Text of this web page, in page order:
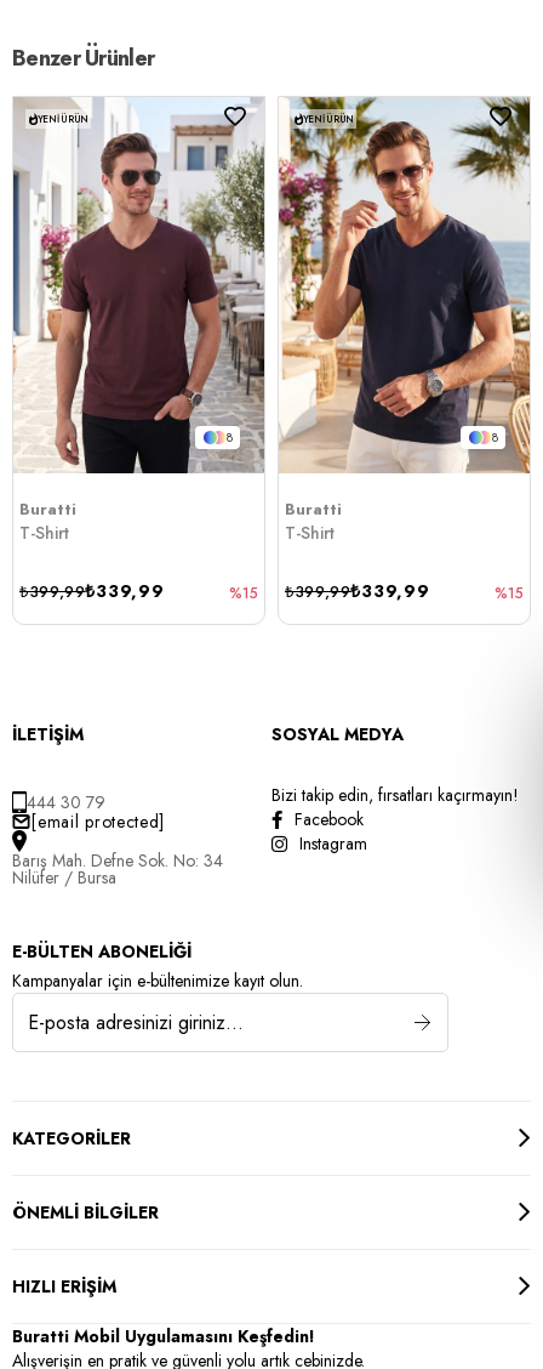
Benzer Ürünler
8
YENI ÜRÜN
Buratti
T-Shirt
₺339,99
₺399,99 %15
8
YENI ÜRÜN
Buratti
T-Shirt
₺339,99
₺399,99 %15
İLETİŞİM
444 30 79
[email protected]
Barış Mah. Defne Sok. No: 34
Nilüfer / Bursa
SOSYAL MEDYA
Bizi takip edin, fırsatları kaçırmayın!
Facebook
Instagram
E-BÜLTEN ABONELİĞİ
Kampanyalar için e-bültenimize kayıt olun.
KATEGORİLER
ÖNEMLİ BİLGİLER
HIZLI ERİŞİM
Buratti Mobil Uygulamasını Keşfedin!
Alışverişin en pratik ve güvenli yolu artık cebinizde.